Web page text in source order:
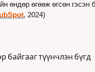
, 2024)
байгааг түүнчлэн бүгд